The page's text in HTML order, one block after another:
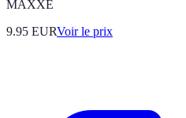
MAXXE
9.95 EURVoir le prix